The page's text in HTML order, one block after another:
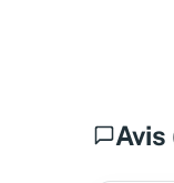
Avis